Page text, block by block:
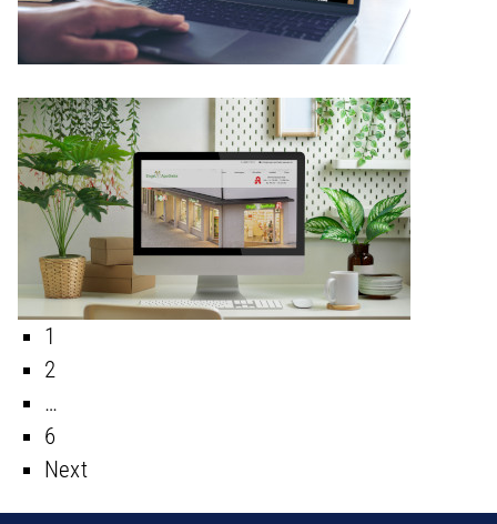
Details
Seitennummerierung
1
2
…
6
Next